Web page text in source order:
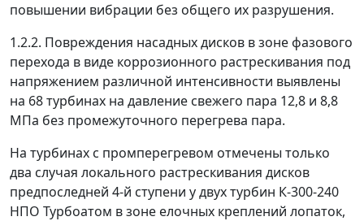
повышении вибрации без общего их разрушения.
1.2.2. Повреждения насадных дисков в зоне фазового
перехода в виде коррозионного растрескивания под
напряжением различной интенсивности выявлены
на 68 турбинах на давление свежего пара 12,8 и 8,8
МПа без промежуточного перегрева пара.
На турбинах с промперегревом отмечены только
два случая локального растрескивания дисков
предпоследней 4-й ступени у двух турбин К-300-240
НПО Турбоатом в зоне елочных креплений лопаток,